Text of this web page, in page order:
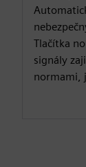
Tlačítka
signály
normami,